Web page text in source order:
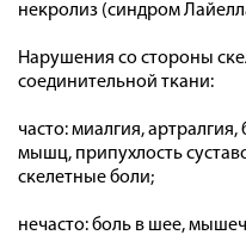
некролиз (синдром
Нарушения со стороны
соединительной ткани:
часто: миалгия,
мышц, припухлость
скелетные боли;
нечасто: боль в шее,